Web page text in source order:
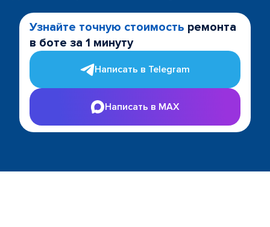
Узнайте точную стоимость ремонта
в боте за 1 минуту
Написать в Telegram
Написать в MAX